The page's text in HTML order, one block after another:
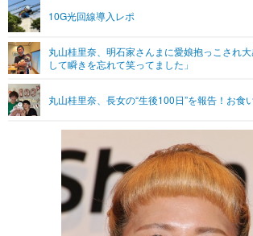
グラビア
ショッピング
ライフTOP
その他
リリース一覧
プッシュ通知の停止方法
10G光回線導入レポ
丸山桂里奈、明石家さんまに愛娘抱っこされ
して瞬きを忘れて笑ってました」
丸山桂里奈、長女の“生後100日”を報告！お食